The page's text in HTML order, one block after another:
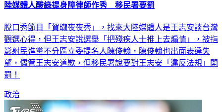
陸媒體人酸綠提身障律師作秀 移民署要罰
脫口秀節目「賀瓏夜夜秀」，找來大陸媒體人是王志安談台灣
觀選心得，但王志安說選舉「把殘疾人士推上去煽情」，被指
影射民進黨不分區立委提名人陳俊翰，陳俊翰也出面表達失
望，儘管王志安道歉，但移民署說要對王志安「違反法規」開
罰！
政治